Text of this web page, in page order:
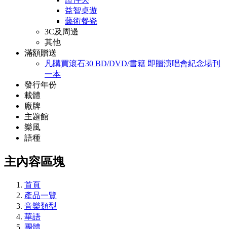
益智桌遊
藝術餐瓷
3C及周邊
其他
滿額贈送
凡購買滾石30 BD/DVD/書籍 即贈演唱會紀念場刊
一本
發行年份
載體
廠牌
主題館
樂風
語種
主內容區塊
首頁
產品一覽
音樂類型
華語
團體